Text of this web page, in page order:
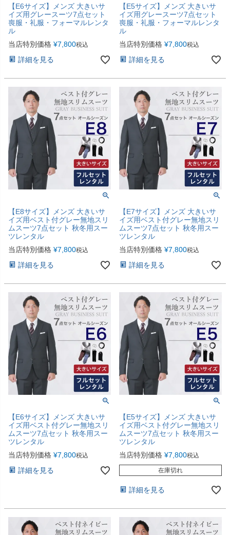
【E6サイズ】メンズ 大きいサ
イズ用グレースーツ7点セット
喪服・礼服・フォーマルレンタ
ル
当店特別価格 ¥7,800税込
詳細を見る
【E5サイズ】メンズ 大きいサ
イズ用グレースーツ7点セット
喪服・礼服・フォーマルレンタ
ル
当店特別価格 ¥7,800税込
詳細を見る
【E8サイズ】メンズ 大きいサ
イズ用ベスト付グレー無地スリ
ムスーツ7点セット 秋冬用スー
ツレンタル
当店特別価格 ¥7,800税込
詳細を見る
【E7サイズ】メンズ 大きいサ
イズ用ベスト付グレー無地スリ
ムスーツ7点セット 秋冬用スー
ツレンタル
当店特別価格 ¥7,800税込
詳細を見る
【E6サイズ】メンズ 大きいサ
イズ用ベスト付グレー無地スリ
ムスーツ7点セット 秋冬用スー
ツレンタル
当店特別価格 ¥7,800税込
詳細を見る
【E5サイズ】メンズ 大きいサ
イズ用ベスト付グレー無地スリ
ムスーツ7点セット 秋冬用スー
ツレンタル
当店特別価格 ¥7,800税込
在庫切れ
詳細を見る